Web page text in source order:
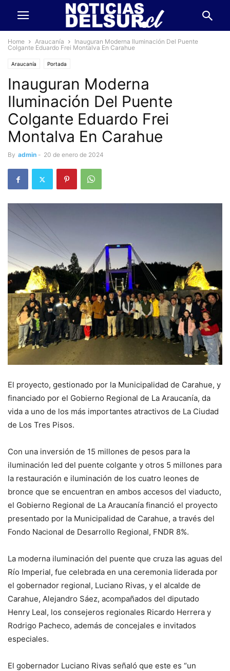
Home Araucanía
Inauguran Moderna Iluminación Del Puente
Colgante Eduardo Frei Montalva En Carahue
Araucanía Portada
Inauguran Moderna
Iluminación Del Puente
Colgante Eduardo Frei
Montalva En Carahue
By admin - 20 de enero de 2024
El proyecto, gestionado por la Municipalidad de Carahue, y
financiado por el Gobierno Regional de La Araucanía, da
vida a uno de los más importantes atractivos de La Ciudad
de Los Tres Pisos.
Con una inversión de 15 millones de pesos para la
iluminación led del puente colgante y otros 5 millones para
la restauración e iluminación de los cuatro leones de
bronce que se encuentran en ambos accesos del viaducto,
el Gobierno Regional de La Araucanía financió el proyecto
presentado por la Municipalidad de Carahue, a través del
Fondo Nacional de Desarrollo Regional, FNDR 8%.
La moderna iluminación del puente que cruza las aguas del
Río Imperial, fue celebrada en una ceremonia liderada por
el gobernador regional, Luciano Rivas, y el alcalde de
Carahue, Alejandro Sáez, acompañados del diputado
Henry Leal, los consejeros regionales Ricardo Herrera y
Rodrigo Pacheco, además de concejales e invitados
especiales.
El gobernador Luciano Rivas señaló que este es “un